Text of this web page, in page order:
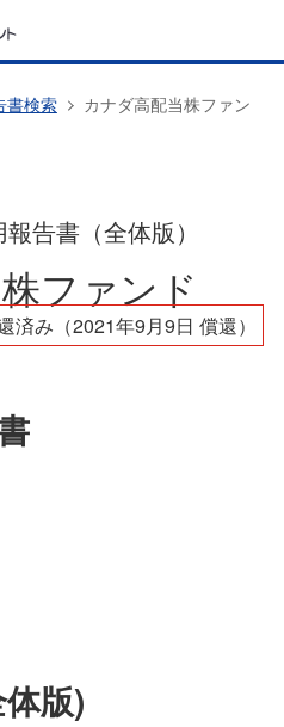
書検索
カナダ高配当株ファン
告書（全体版）
ファンド
済み（2021年9月9日 償還）
版)